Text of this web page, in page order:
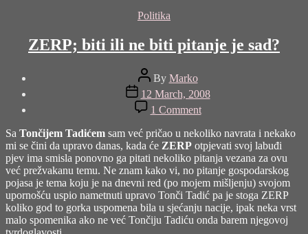
Categories
Politika
ZERP; biti ili ne biti pitanje je sad?
Post
author
By Marko
Post
date
12 March, 2008
1 Commenton
ZERP;
biti
ili
ne
biti
pitanje
je
sad?
Sa Tončijem Tadićem sam već pričao u nekoliko navrata i nekako
mi se čini da upravo danas, kada će ZERP otpjevati svoj labuđi
pjev ima smisla ponovno ga pitati nekoliko pitanja vezana za ovu
već prežvakanu temu. Ne znam kako vi, no pitanje gospodarskog
pojasa je tema koju je na dnevni red (po mojem mišljenju) svojom
upornošću uspio nametnuti upravo Tonči Tadić pa je stoga ZERP
koliko god to gorka uspomena bila u sjećanju nacije, ipak neka vrst
malo spomenika ako ne već Tončiju Tadiću onda barem njegovoj